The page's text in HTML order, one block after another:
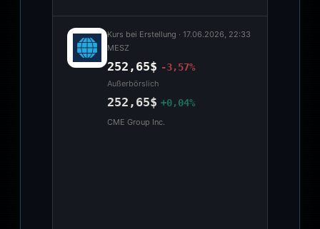
Kurs bei Erstellung · 17.06.2026, 22:33
MESZ
252,65$ -3,57%
Außerbörslich
252,65$ +0,04%
CME Group Inc.